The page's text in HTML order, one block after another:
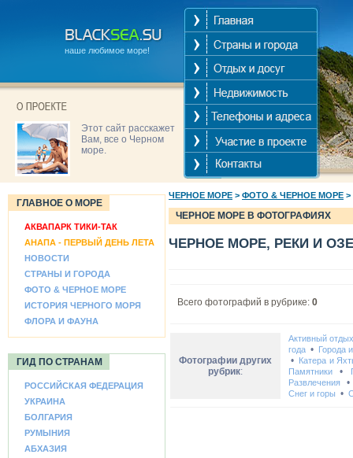
наше любимое море!
Этот сайт расскажет
Вам, все о Черном
море.
ГЛАВНОЕ О МОРЕ
АКВАПАРК ТИКИ-ТАК
АНАПА - ПЕРВЫЙ ДЕНЬ ЛЕТА
НОВОСТИ
СТРАНЫ И ГОРОДА
ФОТО & ЧЕРНОЕ МОРЕ
ИСТОРИЯ ЧЕРНОГО МОРЯ
ФЛОРА И ФАУНА
ГИД ПО СТРАНАМ
РОССИЙСКАЯ ФЕДЕРАЦИЯ
УКРАИНА
БОЛГАРИЯ
РУМЫНИЯ
АБХАЗИЯ
ЧЕРНОЕ МОРЕ > ФОТО & ЧЕРНОЕ МОРЕ >
ЧЕРНОЕ МОРЕ В ФОТОГРАФИЯХ
ЧЕРНОЕ МОРЕ, РЕКИ И
Всего фотографий в рубрике: 0
Фотографии других
рубрик:
Активный отдых
года• Города
• Катера и
Памятники•
Развлечения
Снег и горы •